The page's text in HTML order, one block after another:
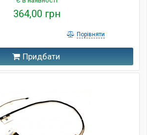
364,00 грн
Придбати
Порівняти